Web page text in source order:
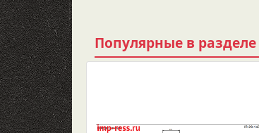
Популярные в разделе